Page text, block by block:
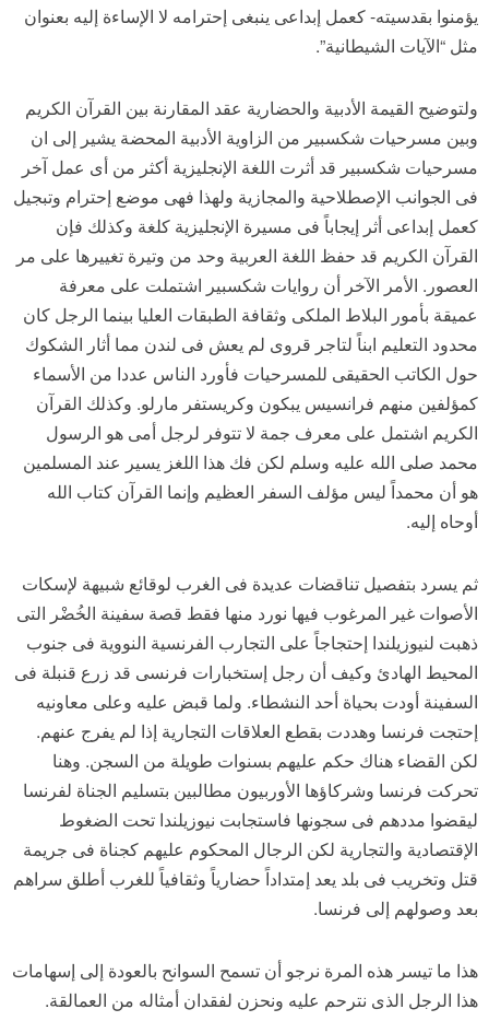
يؤمنوا بقدسيته- كعمل إبداعى ينبغى إحترامه لا الإساءة إليه بعنوان
مثل “الآيات الشيطانية”.
ولتوضيح القيمة الأدبية والحضارية عقد المقارنة بين القرآن الكريم
وبين مسرحيات شكسبير من الزاوية الأدبية المحضة يشير إلى ان
مسرحيات شكسبير قد أثرت اللغة الإنجليزية أكثر من أى عمل آخر
فى الجوانب الإصطلاحية والمجازية ولهذا فهى موضع إحترام وتبجيل
كعمل إبداعى أثر إيجاباً فى مسيرة الإنجليزية كلغة وكذلك فإن
القرآن الكريم قد حفظ اللغة العربية وحد من وتيرة تغييرها على مر
العصور. الأمر الآخر أن روايات شكسبير اشتملت على معرفة
عميقة بأمور البلاط الملكى وثقافة الطبقات العليا بينما الرجل كان
محدود التعليم ابناً لتاجر قروى لم يعش فى لندن مما أثار الشكوك
حول الكاتب الحقيقى للمسرحيات فأورد الناس عددا من الأسماء
كمؤلفين منهم فرانسيس يبكون وكريستفر مارلو. وكذلك القرآن
الكريم اشتمل على معرف جمة لا تتوفر لرجل أمى هو الرسول
محمد صلى الله عليه وسلم لكن فك هذا اللغز يسير عند المسلمين
هو أن محمداً ليس مؤلف السفر العظيم وإنما القرآن كتاب الله
أوحاه إليه.
ثم يسرد بتفصيل تناقضات عديدة فى الغرب لوقائع شبيهة لإسكات
الأصوات غير المرغوب فيها نورد منها فقط قصة سفينة الخُضْر التى
ذهبت لنيوزيلندا إحتجاجاً على التجارب الفرنسية النووية فى جنوب
المحيط الهادئ وكيف أن رجل إستخبارات فرنسى قد زرع قنبلة فى
السفينة أودت بحياة أحد النشطاء. ولما قبض عليه وعلى معاونيه
إحتجت فرنسا وهددت بقطع العلاقات التجارية إذا لم يفرج عنهم.
لكن القضاء هناك حكم عليهم بسنوات طويلة من السجن. وهنا
تحركت فرنسا وشركاؤها الأوربيون مطالبين بتسليم الجناة لفرنسا
ليقضوا مددهم فى سجونها فاستجابت نيوزيلندا تحت الضغوط
الإقتصادية والتجارية لكن الرجال المحكوم عليهم كجناة فى جريمة
قتل وتخريب فى بلد يعد إمتداداً حضارياً وثقافياً للغرب أطلق سراهم
بعد وصولهم إلى فرنسا.
هذا ما تيسر هذه المرة نرجو أن تسمح السوانح بالعودة إلى إسهامات
هذا الرجل الذى نترحم عليه ونحزن لفقدان أمثاله من العمالقة.